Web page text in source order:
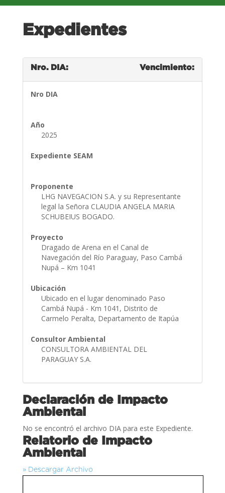
Expedientes
Nro. DIA: Vencimiento:
Nro DIA
Año
2025
Expediente SEAM
Proponente
LHG NAVEGACION S.A. y su Representante
legal la Señora CLAUDIA ANGELA MARIA
SCHUBEIUS BOGADO.
Proyecto
Dragado de Arena en el Canal de
Navegación del Río Paraguay, Paso Cambá
Nupá – Km 1041
Ubicación
Ubicado en el lugar denominado Paso
Cambá Nupá - Km 1041, Distrito de
Carmelo Peralta, Departamento de Itapúa
Consultor Ambiental
CONSULTORA AMBIENTAL DEL
PARAGUAY S.A.
Declaración de Impacto
Ambiental
No se encontró el archivo DIA para este Expediente.
Relatorio de Impacto
Ambiental
» Descargar Archivo